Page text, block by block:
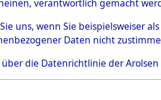
Neustadt
verantwortlich gemacht
Sie uns, wenn Sie beispielsweiser
Daten nicht
die Datenrichtlinie der Arolsen